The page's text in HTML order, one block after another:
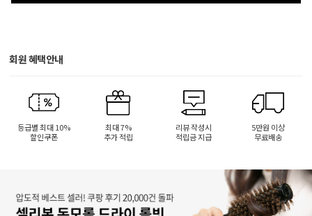
회원 혜택안내
등급별 최대 10%
할인쿠폰
최대 7%
추가 적립
리뷰 작성시
적립금 지급
5만원 이상
무료배송